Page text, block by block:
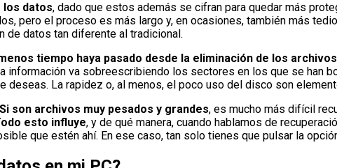
los datos, dado que estos además se cifran para quedar más
pero el proceso es más largo y, en ocasiones, también más
de datos tan diferente al tradicional.
tiempo haya pasado desde la eliminación de los
información va sobreescribiendo los sectores en los que se han
deseas. La rapidez o, al menos, el poco uso del disco son
Si son archivos muy pesados y grandes, es mucho más difícil
esto influye, y de qué manera, cuando hablamos de
que estén ahí. En ese caso, tan solo tienes que pulsar la